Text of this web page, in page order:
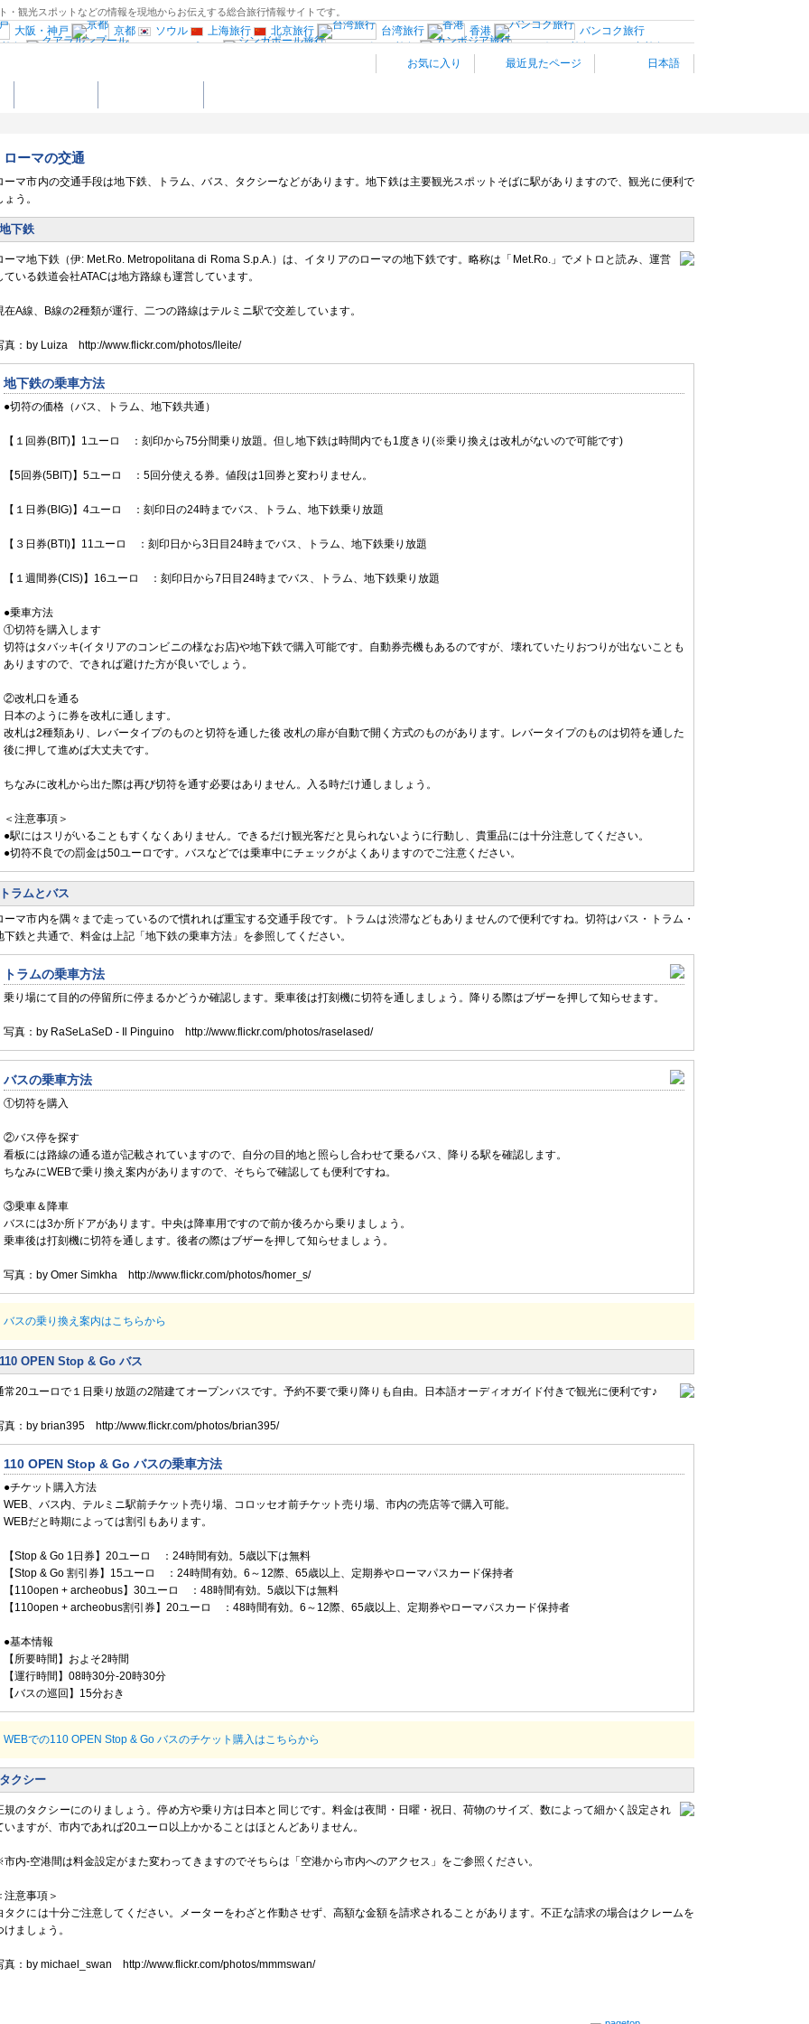
観光スポットなどの情報を現地からお伝えする総合旅行情報サイトです。
大阪・神戸 京都 ソウル 上海旅行 北京旅行 台湾旅行 香港
バンコク旅行
行
クアラルンプール シンガポール旅行 カンボジア旅行
バリ島旅行
ロンドン
パリ旅行
ミラノ旅行
リオデジャネイロ旅行
ペルー旅行 オーストラリア旅行
観光情報：アジア
お気に入り 最近見たページ 日本語
ローマの交通
ーマ市内の交通手段は地下鉄、トラム、バス、タクシーなどがあります。地下鉄は主要観光スポットそばに駅がありますので、観光に便利で
ょう。
地下鉄
ーマ地下鉄（伊: Met.Ro. Metropolitana di Roma S.p.A.）は、イタリアのローマの地下鉄です。略称は「Met.Ro.」でメトロと読み、運営
ている鉄道会社ATACは地方路線も運営しています。
在A線、B線の2種類が運行、二つの路線はテルミニ駅で交差しています。
真：by Luiza http://www.flickr.com/photos/lleite/
地下鉄の乗車方法
●切符の価格（バス、トラム、地下鉄共通）
【１回券(BIT)】1ユーロ ：刻印から75分間乗り放題。但し地下鉄は時間内でも1度きり(※乗り換えは改札がないので可能です)
【5回券(5BIT)】5ユーロ ：5回分使える券。値段は1回券と変わりません。
【１日券(BIG)】4ユーロ ：刻印日の24時までバス、トラム、地下鉄乗り放題
【３日券(BTI)】11ユーロ ：刻印日から3日目24時までバス、トラム、地下鉄乗り放題
【１週間券(CIS)】16ユーロ ：刻印日から7日目24時までバス、トラム、地下鉄乗り放題
●乗車方法
①切符を購入します
切符はタバッキ(イタリアのコンビニの様なお店)や地下鉄で購入可能です。自動券売機もあるのですが、壊れていたりおつりが出ないことも
ありますので、できれば避けた方が良いでしょう。
②改札口を通る
日本のように券を改札に通します。
改札は2種類あり、レバータイプのものと切符を通した後 改札の扉が自動で開く方式のものがあります。レバータイプのものは切符を通した
後に押して進めば大丈夫です。
ちなみに改札から出た際は再び切符を通す必要はありません。入る時だけ通しましょう。
＜注意事項＞
●駅にはスリがいることもすくなくありません。できるだけ観光客だと見られないように行動し、貴重品には十分注意してください。
●切符不良での罰金は50ユーロです。バスなどでは乗車中にチェックがよくありますのでご注意ください。
トラムとバス
ーマ市内を隅々まで走っているので慣れれば重宝する交通手段です。トラムは渋滞などもありませんので便利ですね。切符はバス・トラム・
下鉄と共通で、料金は上記「地下鉄の乗車方法」を参照してください。
トラムの乗車方法
乗り場にて目的の停留所に停まるかどうか確認します。乗車後は打刻機に切符を通しましょう。降りる際はブザーを押して知らせます。
写真：by RaSeLaSeD - Il Pinguino http://www.flickr.com/photos/raselased/
バスの乗車方法
①切符を購入
②バス停を探す
看板には路線の通る道が記載されていますので、自分の目的地と照らし合わせて乗るバス、降りる駅を確認します。
ちなみにWEBで乗り換え案内がありますので、そちらで確認しても便利ですね。
③乗車＆降車
バスには3か所ドアがあります。中央は降車用ですので前か後ろから乗りましょう。
乗車後は打刻機に切符を通します。後者の際はブザーを押して知らせましょう。
写真：by Omer Simkha http://www.flickr.com/photos/homer_s/
バスの乗り換え案内はこちらから
110 OPEN Stop & Go バス
常20ユーロで１日乗り放題の2階建てオープンバスです。予約不要で乗り降りも自由。日本語オーディオガイド付きで観光に便利です♪
真：by brian395 http://www.flickr.com/photos/brian395/
110 OPEN Stop & Go バスの乗車方法
●チケット購入方法
WEB、バス内、テルミニ駅前チケット売り場、コロッセオ前チケット売り場、市内の売店等で購入可能。
WEBだと時期によっては割引もあります。
【Stop & Go 1日券】20ユーロ ：24時間有効。5歳以下は無料
【Stop & Go 割引券】15ユーロ ：24時間有効。6～12際、65歳以上、定期券やローマパスカード保持者
【110open + archeobus】30ユーロ ：48時間有効。5歳以下は無料
【110open + archeobus割引券】20ユーロ ：48時間有効。6～12際、65歳以上、定期券やローマパスカード保持者
●基本情報
【所要時間】およそ2時間
【運行時間】08時30分-20時30分
【バスの巡回】15分おき
WEBでの110 OPEN Stop & Go バスのチケット購入はこちらから
タクシー
規のタクシーにのりましょう。停め方や乗り方は日本と同じです。料金は夜間・日曜・祝日、荷物のサイズ、数によって細かく設定され
いますが、市内であれば20ユーロ以上かかることはほとんどありません。
内-空港間は料金設定がまた変わってきますのでそちらは「空港から市内へのアクセス」をご参照ください。
注意事項＞
タクには十分ご注意してください。メーターをわざと作動させず、高額な金額を請求されることがあります。不正な請求の場合はクレームを
けましょう。
真：by michael_swan http://www.flickr.com/photos/mmmswan/